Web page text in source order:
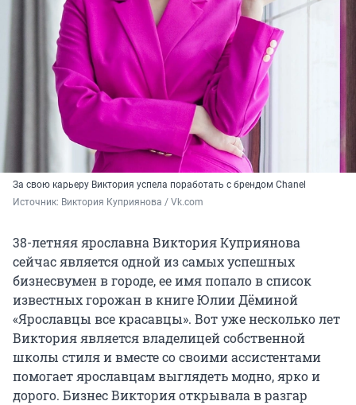
За свою карьеру Виктория успела поработать с брендом Chanel
Источник: Виктория Куприянова / Vk.com
38-летняя ярославна Виктория Куприянова
сейчас является одной из самых успешных
бизнесвумен в городе, ее имя попало в список
известных горожан в книге Юлии Дёминой
«Ярославцы все красавцы». Вот уже несколько лет
Виктория является владелицей собственной
школы стиля и вместе со своими ассистентами
помогает ярославцам выглядеть модно, ярко и
дорого. Бизнес Виктория открывала в разгар